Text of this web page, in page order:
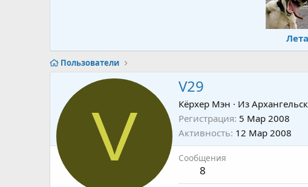
Пользователи
V
V29
Кёрхер Мэн · Из Архангельск
Регистрация 5 Мар 2008
Активность 12 Мар 2008
Сообщения
8